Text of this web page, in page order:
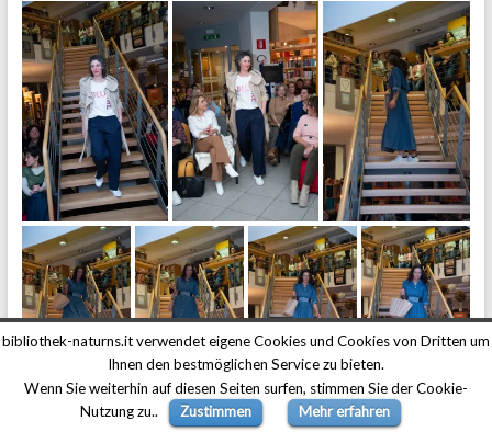
bibliothek-naturns.it verwendet eigene Cookies und Cookies von Dritten um
Ihnen den bestmöglichen Service zu bieten.
Wenn Sie weiterhin auf diesen Seiten surfen, stimmen Sie der Cookie-
Nutzung zu..
Zustimmen Mehr erfahren